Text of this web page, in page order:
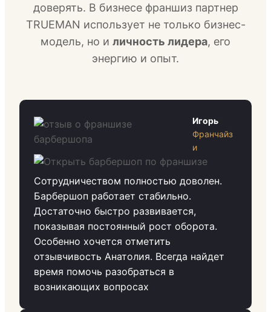
доверять. В бизнесе франшиз партнер
TRUEMAN использует не только бизнес-
модель, но и личность лидера, его
энергию и опыт.
Игорь
Франчайз
и
Сотрудничеством полностью доволен.
Барбершоп работает стабильно.
Достаточно быстро развивается,
показывая постоянный рост оборота.
Особенно хочется отметить
отзывчивость Анатолия. Всегда найдет
время помочь разобраться в
возникающих вопросах